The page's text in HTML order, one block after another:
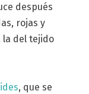
después
rojas y
la del tejido
, que se